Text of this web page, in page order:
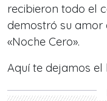
recibieron todo el
demostró su amor
«Noche Cero».
Aquí te dejamos el